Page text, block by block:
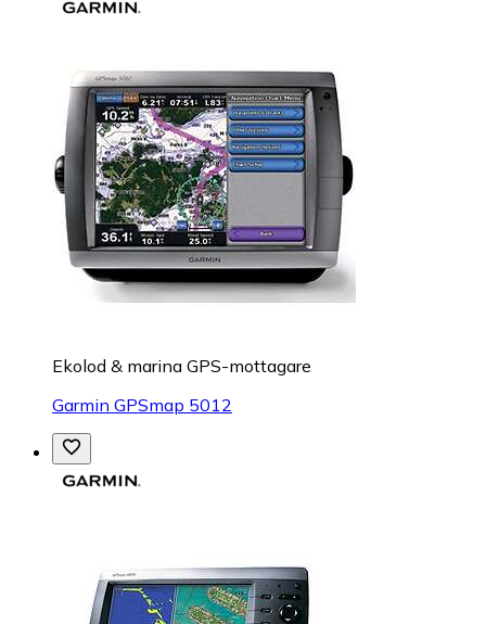
Ekolod & marina GPS-mottagare
Garmin GPSmap 5012